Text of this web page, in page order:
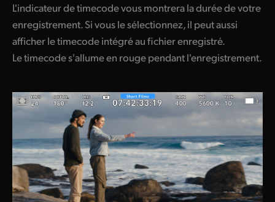
L'indicateur de timecode vous montrera la durée de votre
enregistrement. Si vous le sélectionnez, il peut aussi
afficher le timecode intégré au fichier enregistré.
Le timecode s'allume en rouge pendant l'enregistrement.